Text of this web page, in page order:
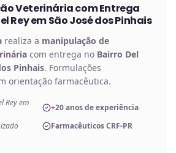
Veterináriacom Entrega
Rey em São José dos Pinhais
realiza a manipulação de
com entrega no Bairro Del
Pinhais. Formulações
orientação farmacêutica.
Rey em
+20 anos de experiência
Farmacêuticos CRF-PR